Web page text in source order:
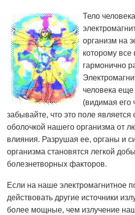
Тело
организм на
которому все
гармонично
человека
(видимая его
забывайте, что это поле
оболочкой нашего организма от
влияния. Разрушая ее, органы и
организма становятся легкой
болезнетворных факторов.
Если на наше электромагнитное
действовать другие источники
более мощные, чем излучение